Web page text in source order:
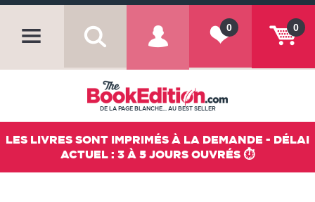
0
0
DE LA PAGE BLANCHE... AU BEST SELLER
LES LIVRES SONT IMPRIMÉS À LA DEMANDE - DÉLAI
ACTUEL : 3 À 5 JOURS OUVRÉS ⏱️